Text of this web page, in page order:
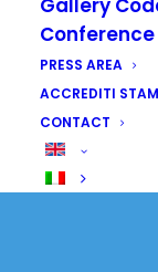
Gallery
PRESS AREA
ACCREDITI
CONTACT
29